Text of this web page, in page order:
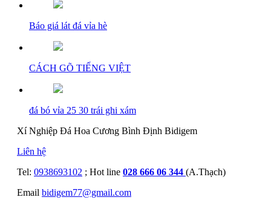
Báo giá lát đá vỉa hè
CÁCH GÕ TIẾNG VIỆT
đá bó vỉa 25 30 trái ghi xám
Xí Nghiệp Đá Hoa Cương Bình Định Bidigem
Liên hệ
Tel: 0938693102 ; Hot line 028 666 06 344 (A.Thạch)
Email bidigem77@gmail.com